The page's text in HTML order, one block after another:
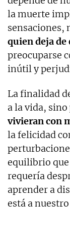
la muerte
sensaciones,
quien deja
preocuparse
inútil y
La finalidad
a la vida, sino
vivieran con
la felicidad
equilibrio
requería
aprender a
está a